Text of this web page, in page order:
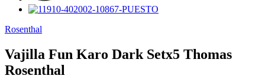
Rosenthal
Vajilla Fun Karo Dark Setx5 Thomas
Rosenthal